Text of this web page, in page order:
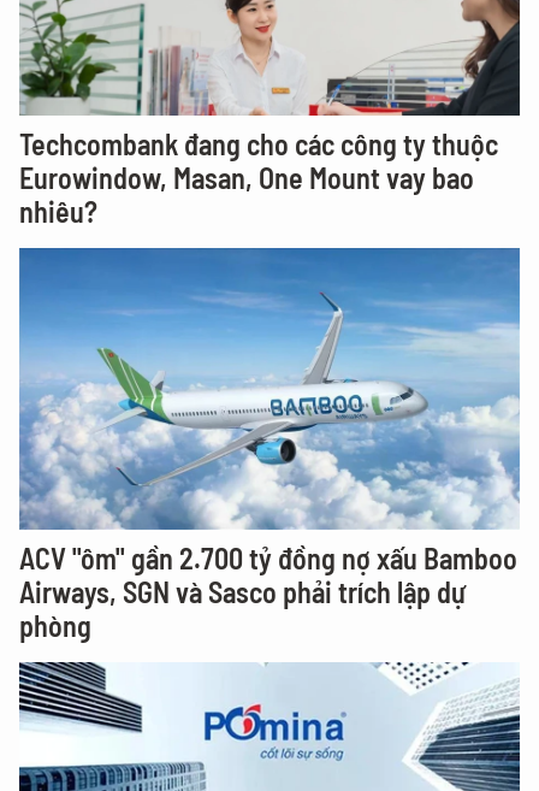
Techcombank đang cho các công ty thuộc
Eurowindow, Masan, One Mount vay bao
nhiêu?
ACV "ôm" gần 2.700 tỷ đồng nợ xấu Bamboo
Airways, SGN và Sasco phải trích lập dự
phòng